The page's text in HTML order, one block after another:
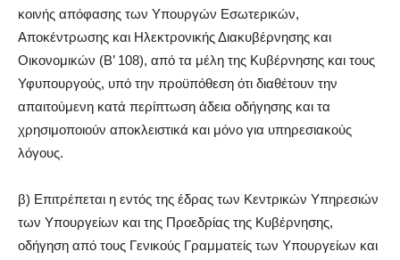
κοινής απόφασης των Υπουργών Εσωτερικών,
Αποκέντρωσης και Ηλεκτρονικής Διακυβέρνησης και
Οικονομικών (Β’ 108), από τα μέλη της Κυβέρνησης και τους
Υφυπουργούς, υπό την προϋπόθεση ότι διαθέτουν την
απαιτούμενη κατά περίπτωση άδεια οδήγησης και τα
χρησιμοποιούν αποκλειστικά και μόνο για υπηρεσιακούς
λόγους.
β) Επιτρέπεται η εντός της έδρας των Κεντρικών Υπηρεσιών
των Υπουργείων και της Προεδρίας της Κυβέρνησης,
οδήγηση από τους Γενικούς Γραμματείς των Υπουργείων και